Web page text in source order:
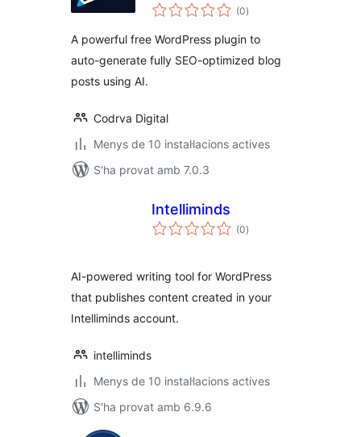
(0puntuacions
totals
)
A powerful free WordPress plugin to
auto-generate fully SEO-optimized blog
posts using AI.
Codrva Digital
Menys de 10 instal·lacions actives
S'ha provat amb 7.0.3
Intelliminds
(0puntuacions
totals
)
AI-powered writing tool for WordPress
that publishes content created in your
Intelliminds account.
intelliminds
Menys de 10 instal·lacions actives
S'ha provat amb 6.9.6